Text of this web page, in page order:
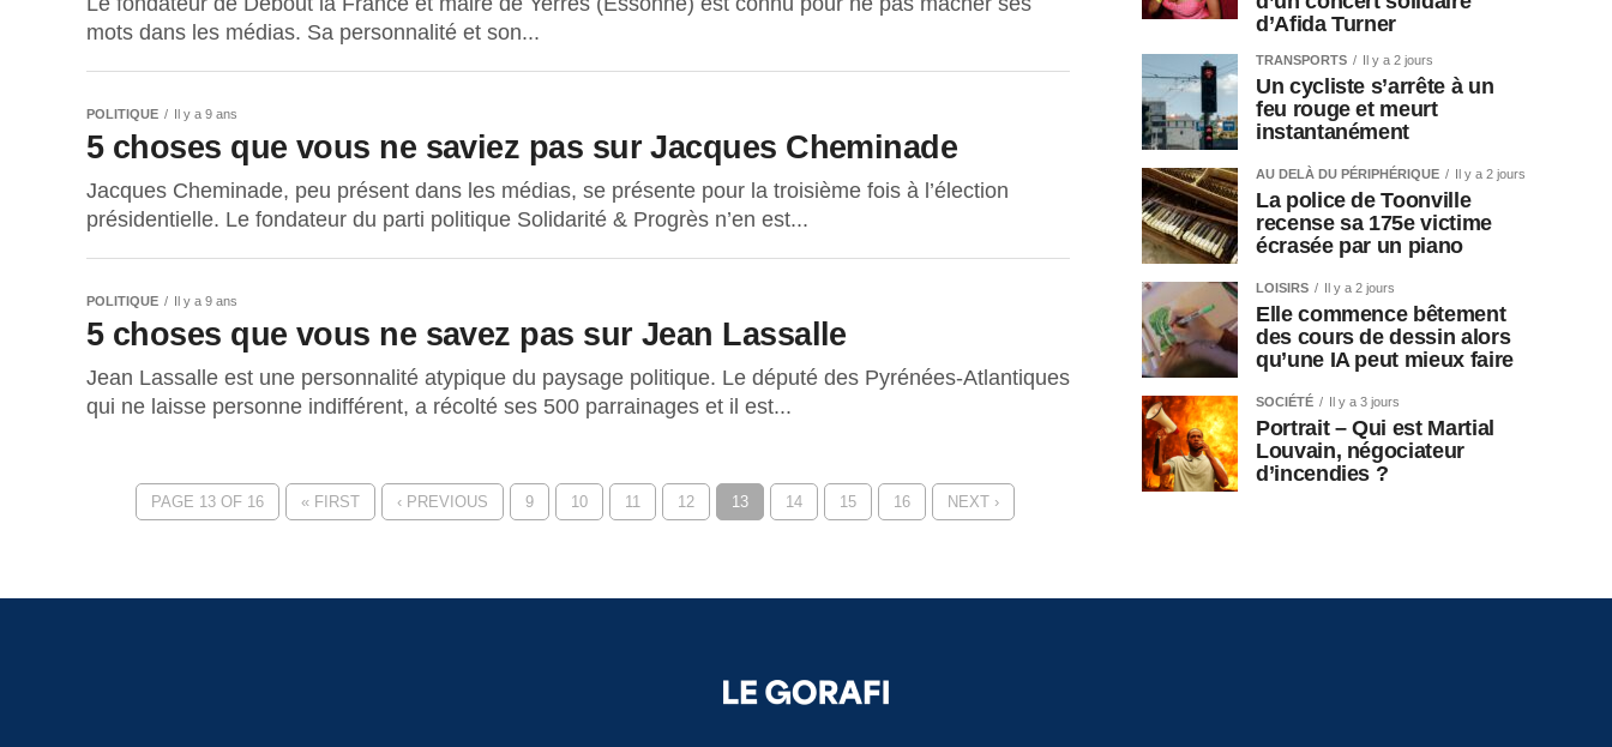
mots dans les médias. Sa personnalité et son...
POLITIQUE Il y a 9 ans
5 choses que vous ne saviez pas sur Jacques Cheminade
Jacques Cheminade, peu présent dans les médias, se présente pour la troisième fois à l’élection
présidentielle. Le fondateur du parti politique Solidarité & Progrès n’en est...
POLITIQUE Il y a 9 ans
5 choses que vous ne savez pas sur Jean Lassalle
Jean Lassalle est une personnalité atypique du paysage politique. Le député des Pyrénées-Atlantiques
qui ne laisse personne indifférent, a récolté ses 500 parrainages et il est...
PAGE 13 OF 16 « FIRST ‹ PREVIOUS 9 10 11 12 13 14 15 16 NEXT ›
d’Afida Turner
TRANSPORTS Il y a 2 jours
Un cycliste s’arrête à un
feu rouge et meurt
instantanément
AU DELÀ DU PÉRIPHÉRIQUE Il y a 2 jours
La police de Toonville
recense sa 175e victime
écrasée par un piano
LOISIRS Il y a 2 jours
Elle commence bêtement
des cours de dessin alors
qu’une IA peut mieux faire
SOCIÉTÉ Il y a 3 jours
Portrait – Qui est Martial
Louvain, négociateur
d’incendies ?